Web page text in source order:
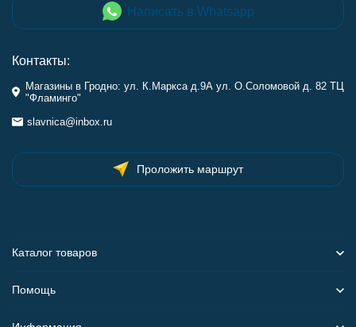
Написать в Whatsapp
Контакты:
Магазины в Гродно: ул. К.Маркса д.9А ул. О.Соломовой д. 82 ТЦ
"Фламинго"
slavnica@inbox.ru
Проложить маршрут
Каталог товаров
Помощь